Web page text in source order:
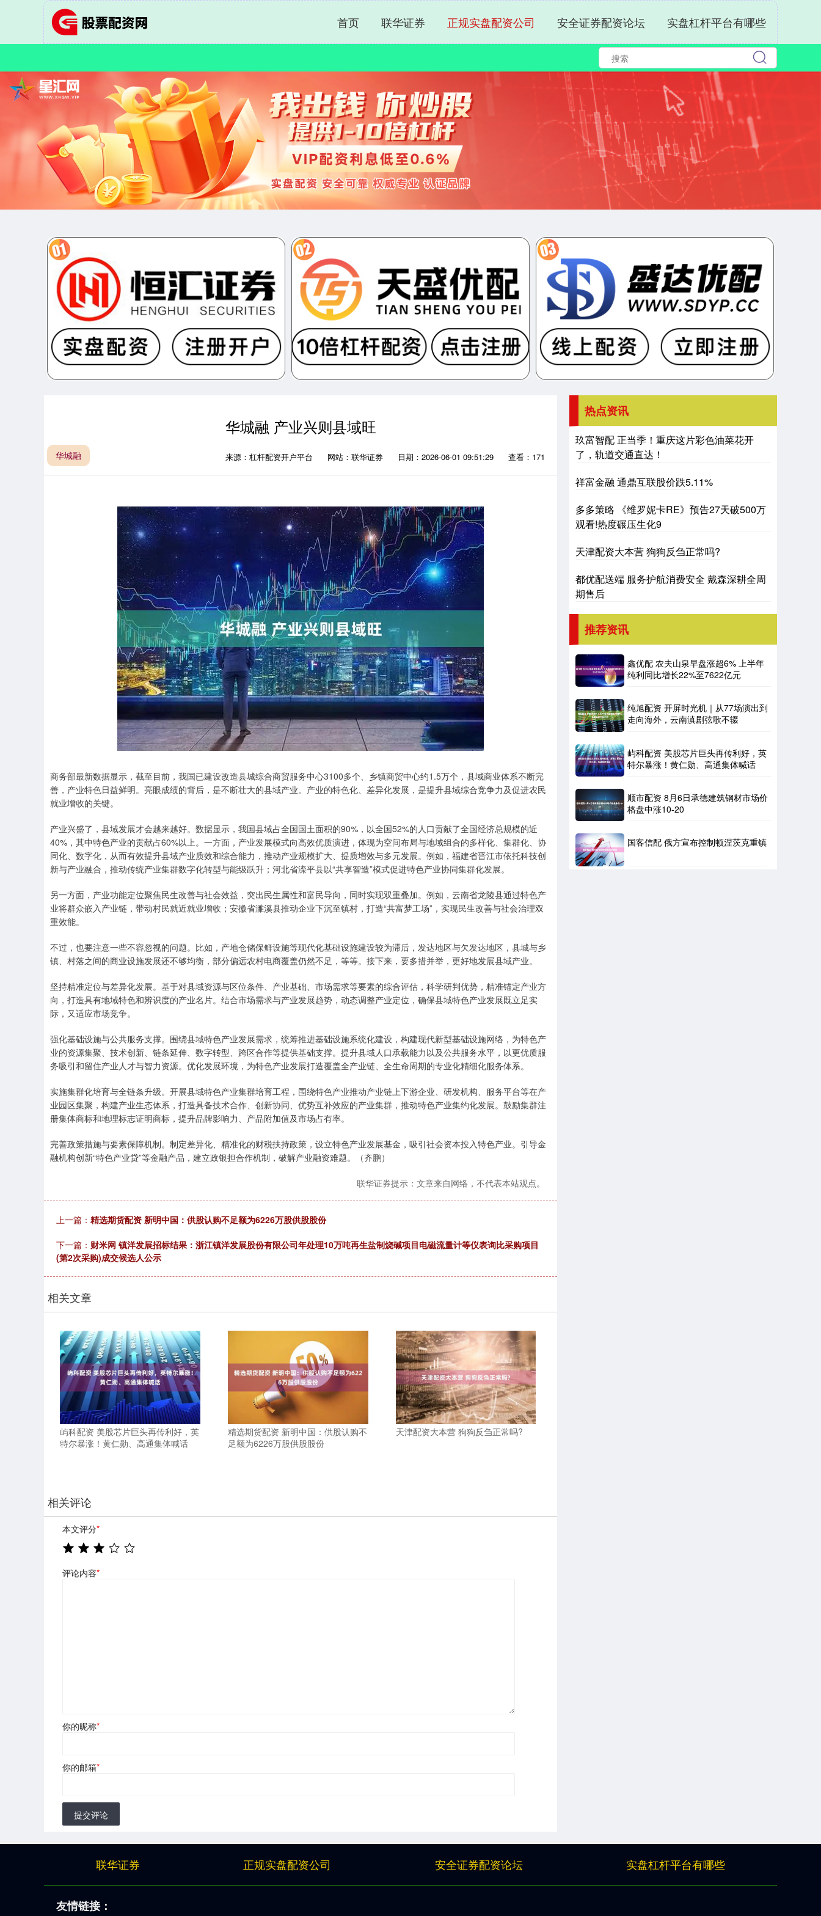
首页 联华证券 正规实盘配资公司 安全证券配资论坛 实盘杠杆平台有哪些
华城融 产业兴则县域旺
华城融 来源：杠杆配资开户平台 网站：联华证券 日期：2026-06-01 09:51:29 查看：171
商务部最新数据显示，截至目前，我国已建设改造县城综合商贸服务中心3100多个、乡镇商贸中心约1.5万个，县域商业体系不断完
善，产业特色日益鲜明。亮眼成绩的背后，是不断壮大的县域产业。产业的特色化、差异化发展，是提升县域综合竞争力及促进农民
就业增收的关键。
产业兴盛了，县域发展才会越来越好。数据显示，我国县域占全国国土面积的90%，以全国52%的人口贡献了全国经济总规模的近
40%，其中特色产业的贡献占60%以上。一方面，产业发展模式向高效优质演进，体现为空间布局与地域组合的多样化、集群化、协
同化、数字化，从而有效提升县域产业质效和综合能力，推动产业规模扩大、提质增效与多元发展。例如，福建省晋江市依托科技创
新与产业融合，推动传统产业集群数字化转型与能级跃升；河北省滦平县以“共享智造”模式促进特色产业协同集群化发展。
另一方面，产业功能定位聚焦民生改善与社会效益，突出民生属性和富民导向，同时实现双重叠加。例如，云南省龙陵县通过特色产
业将群众嵌入产业链，带动村民就近就业增收；安徽省濉溪县推动企业下沉至镇村，打造“共富梦工场”，实现民生改善与社会治理双
重效能。
不过，也要注意一些不容忽视的问题。比如，产地仓储保鲜设施等现代化基础设施建设较为滞后，发达地区与欠发达地区，县城与乡
镇、村落之间的商业设施发展还不够均衡，部分偏远农村电商覆盖仍然不足，等等。接下来，要多措并举，更好地发展县域产业。
坚持精准定位与差异化发展。基于对县域资源与区位条件、产业基础、市场需求等要素的综合评估，科学研判优势，精准锚定产业方
向，打造具有地域特色和辨识度的产业名片。结合市场需求与产业发展趋势，动态调整产业定位，确保县域特色产业发展既立足实
际，又适应市场竞争。
强化基础设施与公共服务支撑。围绕县域特色产业发展需求，统筹推进基础设施系统化建设，构建现代新型基础设施网络，为特色产
业的资源集聚、技术创新、链条延伸、数字转型、跨区合作等提供基础支撑。提升县域人口承载能力以及公共服务水平，以更优质服
务吸引和留住产业人才与智力资源。优化发展环境，为特色产业发展打造覆盖全产业链、全生命周期的专业化精细化服务体系。
实施集群化培育与全链条升级。开展县域特色产业集群培育工程，围绕特色产业推动产业链上下游企业、研发机构、服务平台等在产
业园区集聚，构建产业生态体系，打造具备技术合作、创新协同、优势互补效应的产业集群，推动特色产业集约化发展。鼓励集群注
册集体商标和地理标志证明商标，提升品牌影响力、产品附加值及市场占有率。
完善政策措施与要素保障机制。制定差异化、精准化的财税扶持政策，设立特色产业发展基金，吸引社会资本投入特色产业。引导金
融机构创新“特色产业贷”等金融产品，建立政银担合作机制，破解产业融资难题。（齐鹏）
联华证券提示：文章来自网络，不代表本站观点。
上一篇： 精选期货配资 新明中国：供股认购不足额为6226万股供股股份
下一篇： 财米网 镇洋发展招标结果：浙江镇洋发展股份有限公司年处理10万吨再生盐制烧碱项目电磁流量计等仪表询比采购项目
(第2次采购)成交候选人公示
相关文章
屿科配资 美股芯片巨头再传利好，英
特尔暴涨！黄仁勋、高通集体喊话
精选期货配资 新明中国：供股认购不
足额为6226万股供股股份
天津配资大本营 狗狗反刍正常吗?
相关评论
本文评分*
评论内容*
你的昵称*
你的邮箱*
提交评论
热点资讯
玖富智配 正当季！重庆这片彩色油菜花开
了，轨道交通直达！
祥富金融 通鼎互联股价跌5.11%
多多策略 《维罗妮卡RE》预告27天破500万
观看!热度碾压生化9
天津配资大本营 狗狗反刍正常吗?
都优配送端 服务护航消费安全 戴森深耕全周
期售后
推荐资讯
鑫优配 农夫山泉早盘涨超6% 上半年
纯利同比增长22%至7622亿元
纯旭配资 开屏时光机｜从77场演出到
走向海外，云南滇剧弦歌不辍
屿科配资 美股芯片巨头再传利好，英
特尔暴涨！黄仁勋、高通集体喊话
顺市配资 8月6日承德建筑钢材市场价
格盘中涨10-20
国客信配 俄方宣布控制顿涅茨克重镇
联华证券 正规实盘配资公司 安全证券配资论坛 实盘杠杆平台有哪些
友情链接：